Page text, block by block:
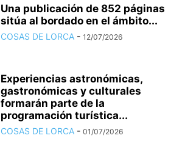
Una publicación de 852 páginas
sitúa al bordado en el ámbito...
COSAS DE LORCA - 12/07/2026
Experiencias astronómicas,
gastronómicas y culturales
formarán parte de la
programación turística...
COSAS DE LORCA - 01/07/2026